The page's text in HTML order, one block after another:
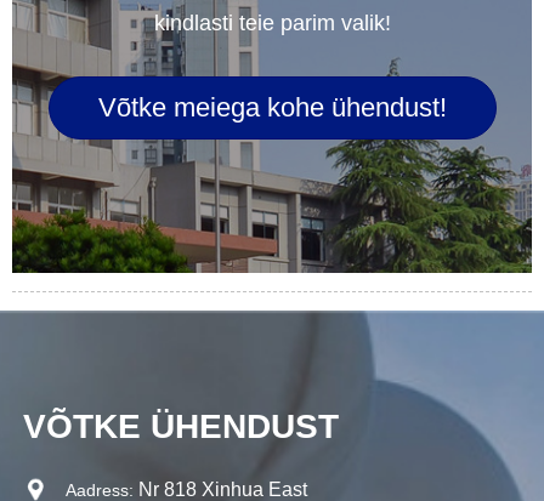
kindlasti teie parim valik!
Võtke meiega kohe ühendust!
VÕTKE ÜHENDUST
Aadress: Nr 818 Xinhua East